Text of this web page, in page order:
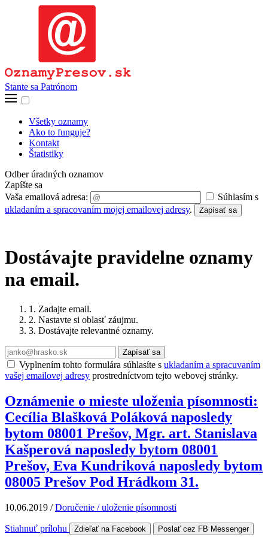
Stante sa Patrónom
Všetky oznamy
Ako to funguje?
Kontakt
Štatistiky
Odber úradných oznamov
Zapíšte sa
Vaša emailová adresa:
Súhlasím s
ukladaním a spracovaním mojej emailovej adresy. Zapísať sa
Dostávajte pravidelne oznamy
na email.
1. Zadajte email.
2. Nastavte si oblasť záujmu.
3. Dostávajte relevantné oznamy.
Zapísať sa
Vyplnením tohto formulára súhlasíte s ukladaním a spracuvaním
vašej emailovej adresy prostredníctvom tejto webovej stránky.
Oznámenie o mieste uloženia písomnosti:
Cecília Blašková Poláková naposledy
bytom 08001 Prešov, Mgr. art. Stanislava
Kašperová naposledy bytom 08001
Prešov, Eva Kundriková naposledy bytom
08005 Prešov Pod Hrádkom 31.
10.06.2019 /Doručenie / uloženie písomnosti
Stiahnuť prílohu Zdieľať na Facebook Poslať cez FB Messenger